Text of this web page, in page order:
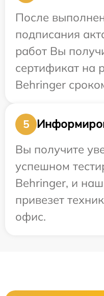
После
подписания
работ Вы
сертификат на
Behringer
5
Вы получите
успешном
Behringer, и
привезет
офис.